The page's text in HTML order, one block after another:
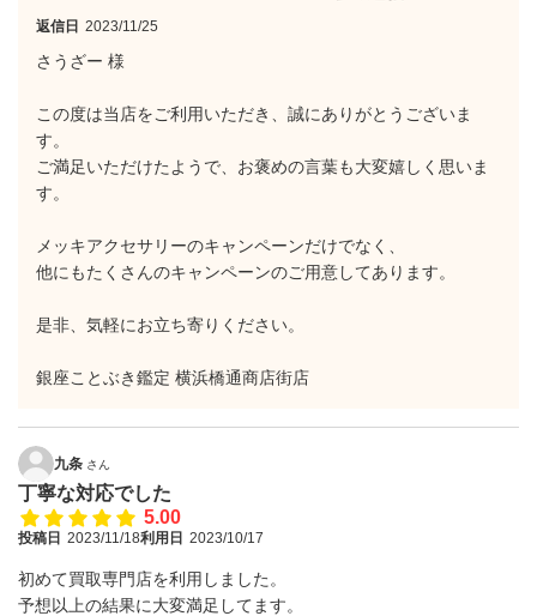
返信日 2023/11/25
さうざー 様
この度は当店をご利用いただき、誠にありがとうございま
す。
ご満足いただけたようで、お褒めの言葉も大変嬉しく思いま
す。
メッキアクセサリーのキャンペーンだけでなく、
他にもたくさんのキャンペーンのご用意してあります。
是非、気軽にお立ち寄りください。
銀座ことぶき鑑定 横浜橋通商店街店
九条 さん
丁寧な対応でした
5.00
投稿日 2023/11/18利用日 2023/10/17
初めて買取専門店を利用しました。
予想以上の結果に大変満足してます。